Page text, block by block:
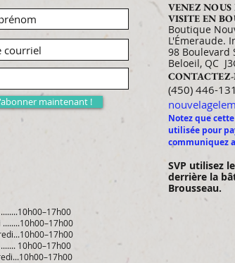
maintenant !
10h00–17h00
VENEZ
VISITE EN
Boutique
L'Émeraude.
98
Beloeil, QC
​​​​​​​​​​​​​​​​​​​​(450) 446-
Notez que
utilisée pour
communiquez
SVP utilisez
derrière la
Brousseau.